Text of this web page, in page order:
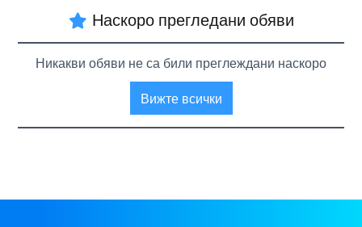
Наскоро прегледани обяви
Никакви обяви не са били преглеждани наскоро
Вижте всички